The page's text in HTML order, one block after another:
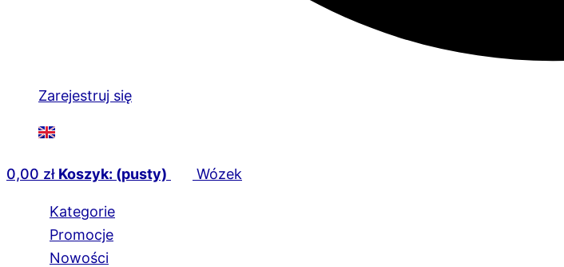
Zarejestruj się
0,00 zł Koszyk: (pusty) Wózek
Kategorie
Promocje
Nowości